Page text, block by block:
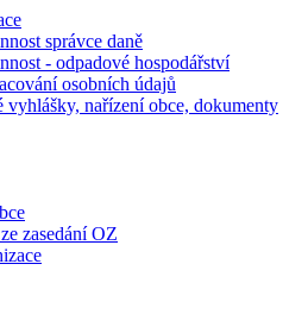
správce daně
- odpadové hospodářství
osobních údajů
vyhlášky, nařízení obce, dokumenty
zasedání OZ